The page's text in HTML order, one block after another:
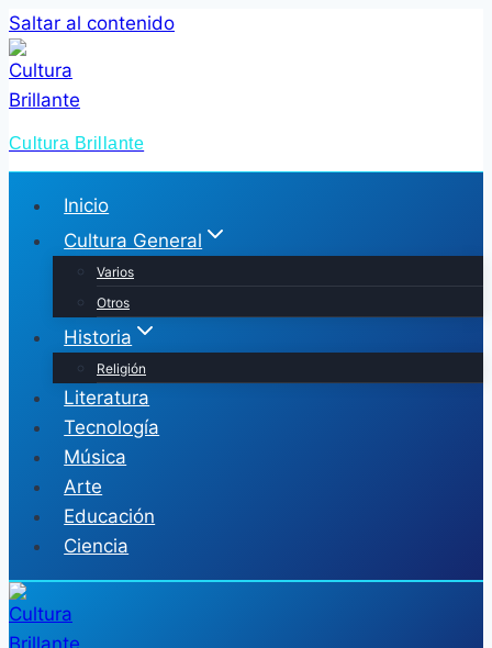
Saltar al contenido
Cultura Brillante
Inicio
Cultura General
Varios
Otros
Historia
Religión
Literatura
Tecnología
Música
Arte
Educación
Ciencia